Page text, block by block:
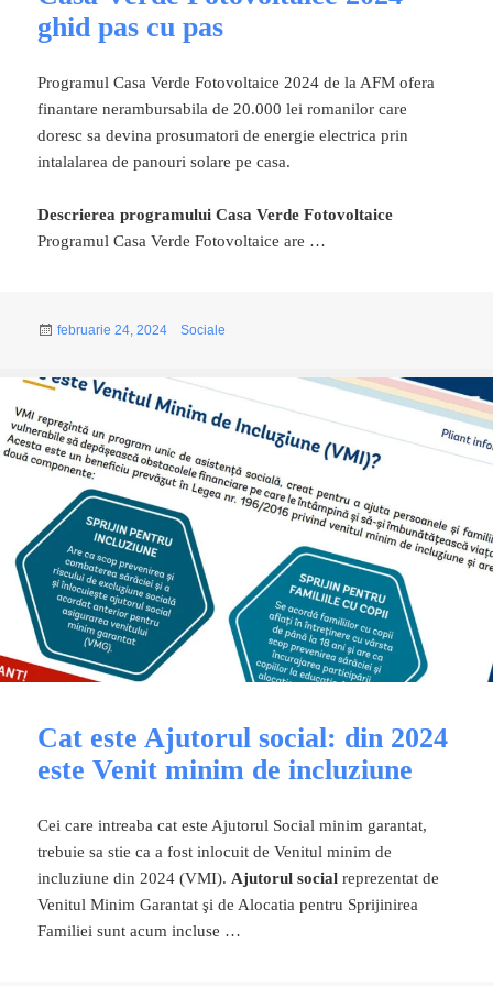
ghid pas cu pas
Programul Casa Verde Fotovoltaice 2024 de la AFM ofera
finantare nerambursabila de 20.000 lei romanilor care
doresc sa devina prosumatori de energie electrica prin
intalalarea de panouri solare pe casa.
Descrierea programului Casa Verde Fotovoltaice
Programul Casa Verde Fotovoltaice are …
Publicat
februarie 24, 2024 Categorii
Sociale
Cat este Ajutorul social: din 2024
este Venit minim de incluziune
Cei care intreaba cat este Ajutorul Social minim garantat,
trebuie sa stie ca a fost inlocuit de Venitul minim de
incluziune din 2024 (VMI). Ajutorul social reprezentat de
Venitul Minim Garantat şi de Alocatia pentru Sprijinirea
Familiei sunt acum incluse …